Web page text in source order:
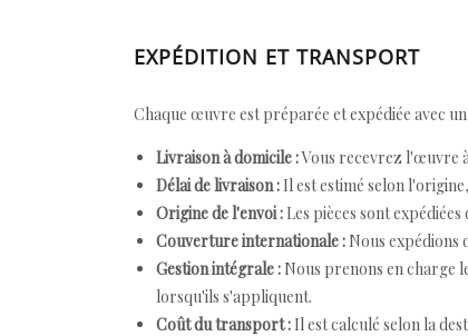
EXPÉDITION ET TRANSPORT
Chaque œuvre est préparée et expédiée avec
Livraison à domicile :Vous recevrez l'œuvre
Délai de livraison : Il est estimé selon
Origine de l'envoi : Les pièces sont
Couverture internationale : Nous expédions
Gestion intégrale : Nous prenons en charge
lorsqu'ils s'appliquent.
Coût du transport : Il est calculé selon la